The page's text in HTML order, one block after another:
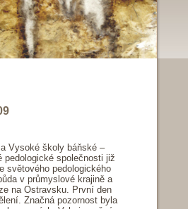
Vysoké školy báňské –
pedologické společnosti již
světového pedologického
v průmyslové krajině a
na Ostravsku. První den
Značná pozornost byla